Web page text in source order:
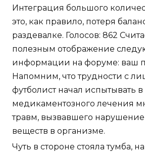
Интеграция большого
это, как правило, потеря
раздевалке. Голосов: 862
полезным отображение
информации на форуме: ваш
Напомним, что трудности с
футболист начал испытывать в
медикаментозного лечения
травм, вызвавшего
веществ в организме.
Чуть в стороне стояла тумба,